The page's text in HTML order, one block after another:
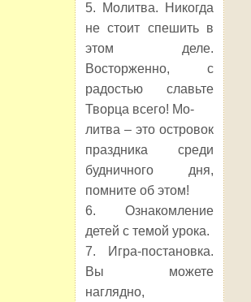
5. Молитва. Никогда
не стоит спешить в
этом деле.
Восторженно, с
радостью славьте
Творца всего! Мо-
литва – это островок
праздника среди
будничного дня,
помните об этом!
6. Ознакомление
детей с темой урока.
7. Игра-постановка.
Вы можете
наглядно,